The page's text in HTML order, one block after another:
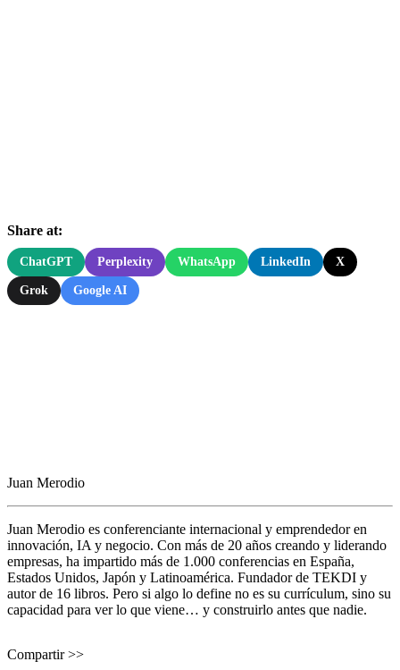
Share at:
ChatGPT Perplexity WhatsApp LinkedIn X
Grok Google AI
Juan Merodio
Juan Merodio es conferenciante internacional y emprendedor en
innovación, IA y negocio. Con más de 20 años creando y liderando
empresas, ha impartido más de 1.000 conferencias en España,
Estados Unidos, Japón y Latinoamérica. Fundador de TEKDI y
autor de 16 libros. Pero si algo lo define no es su currículum, sino su
capacidad para ver lo que viene… y construirlo antes que nadie.
Compartir >>